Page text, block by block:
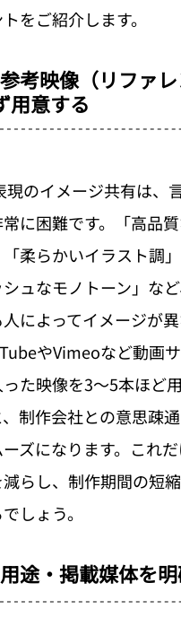
をご紹介します。
参考映像（リファ
用意する
現のイメージ共有は、
常に困難です。「高品
柔らかいイラスト調
シュなモノトーン」な
によってイメージが異
やVimeoなど動画
った映像を3〜5本ほど
、制作会社との意思疎
ーズになります。これ
らし、制作期間の短
しょう。
用途・掲載媒体を